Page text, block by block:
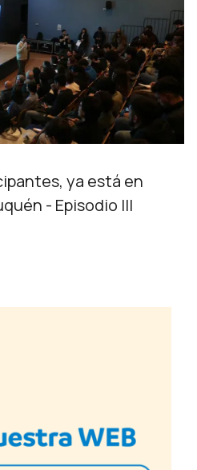
ya está en
- Episodio III